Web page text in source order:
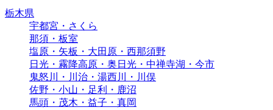
栃木県
宇都宮・さくら
那須・板室
塩原・矢板・大田原・西那須野
日光・霧降高原・奥日光・中禅寺湖・今市
鬼怒川・川治・湯西川・川俣
佐野・小山・足利・鹿沼
馬頭・茂木・益子・真岡